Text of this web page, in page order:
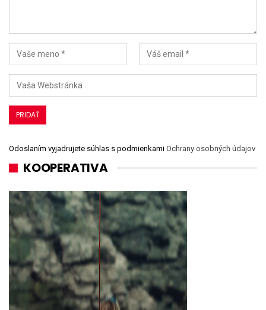
Odoslaním vyjadrujete súhlas s podmienkami Ochrany osobných údajov
KOOPERATIVA